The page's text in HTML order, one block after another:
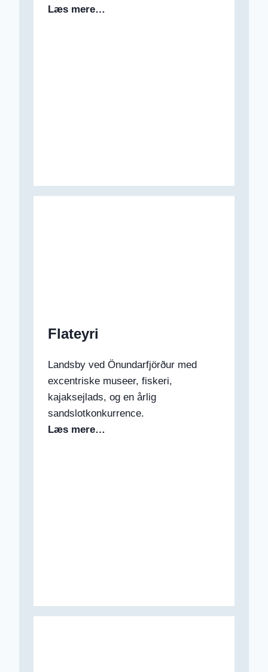
Læs mere…
Flateyri
Landsby ved Önundarfjörður med
excentriske museer, fiskeri,
kajaksejlads, og en årlig
sandslotkonkurrence.
Læs mere…